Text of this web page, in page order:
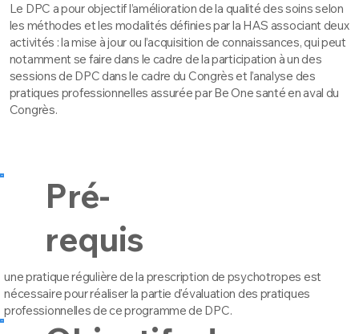
Le DPC a pour objectif l’amélioration de la qualité des soins selon
les méthodes et les modalités définies par la HAS associant deux
activités : la mise à jour ou l’acquisition de connaissances, qui peut
notamment se faire dans le cadre de la participation à un des
sessions de DPC dans le cadre du Congrès et l’analyse des
pratiques professionnelles assurée par Be One santé en aval du
Congrès.
Pré-
requis
une pratique régulière de la prescription de psychotropes est
nécessaire pour réaliser la partie d'évaluation des pratiques
professionnelles de ce programme de DPC.